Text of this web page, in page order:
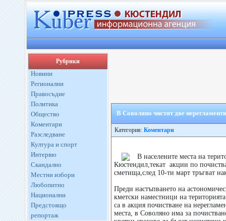
Рубрики
Новини
Регионални
Правосъдие
Политика
Общество
Коментари
Разследване
Култура и спорт
Интервю
Скандално
Местни избори
Любопитно
Национални
Предстоящо
репортаж
В Соволяно чистят две
Категория: Коментари
В населените места на
Кюстендил,текат акции по
сметища,след 10-ти март тръгват
Преди настъпването на
кметски наместници на
са в акция почистване на
места, в Соволяно има за